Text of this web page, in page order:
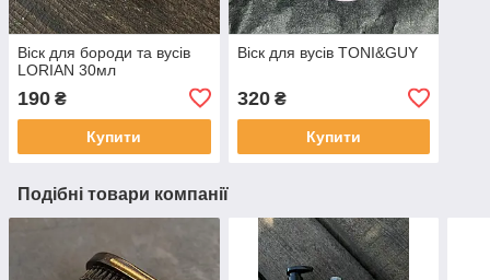
Віск для бороди та вусів
LORIAN 30мл
190 ₴
Купити
Віск для вусів TONI&GUY
320₴
Купити
Подібні товари компанії